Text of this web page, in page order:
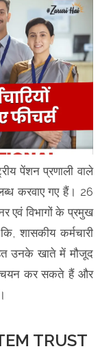
पेंशन प्रणाली वाले
करवाए गए हैं। 26
एवं विभागों के प्रमुख
शासकीय कर्मचारी
उनके खाते में मौजूद
चयन कर सकते हैं और
TRUST